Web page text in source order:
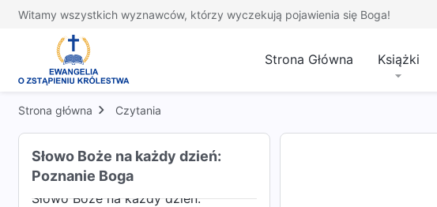
Witamy wszystkich wyznawców, którzy wyczekują pojawienia się Boga!
Strona Główna Książki
Strona główna Czytania
Słowo Boże na każdy dzień:
Poznanie Boga
Słowo Boże na każdy dzień:
Poznanie Boga | Fragment 55
Poznanie Boga | Fragment 56
Poznanie Boga | Fragment 57
Słowo Boże na każdy dzień: